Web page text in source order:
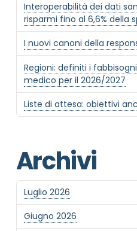
Interoperabilità dei dati
risparmi fino al 6,6% della
I nuovi canoni della
Regioni: definiti i
medico per il 2026/2027
Liste di attesa: obiettivi
Archivi
Luglio 2026
Giugno 2026